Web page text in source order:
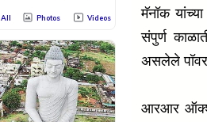
All Photos Videos
मॅनॉक
संपुर्ण
असलेले
आरआर